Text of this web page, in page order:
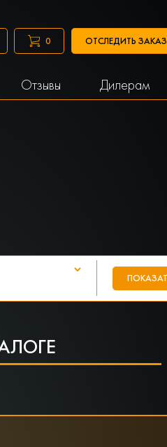
0 ОТСЛЕДИТЬ ЗАКАЗ
Отзывы Дилерам